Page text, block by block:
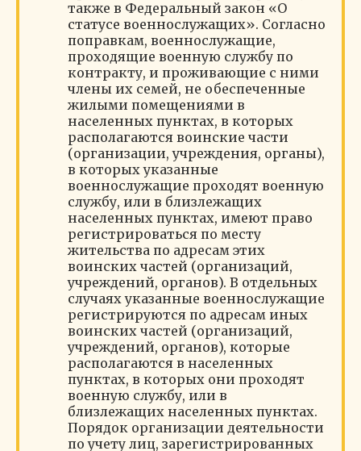
также в Федеральный закон «О
статусе военнослужащих». Согласно
поправкам, военнослужащие,
проходящие военную службу по
контракту, и проживающие с ними
члены их семей, не обеспеченные
жилыми помещениями в
населенных пунктах, в которых
располагаются воинские части
(организации, учреждения, органы),
в которых указанные
военнослужащие проходят военную
службу, или в близлежащих
населенных пунктах, имеют право
регистрироваться по месту
жительства по адресам этих
воинских частей (организаций,
учреждений, органов). В отдельных
случаях указанные военнослужащие
регистрируются по адресам иных
воинских частей (организаций,
учреждений, органов), которые
располагаются в населенных
пунктах, в которых они проходят
военную службу, или в
близлежащих населенных пунктах.
Порядок организации деятельности
по учету лиц, зарегистрированных